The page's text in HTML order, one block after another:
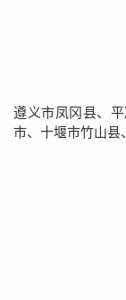
遵义市凤冈县、
市、十堰市竹山县